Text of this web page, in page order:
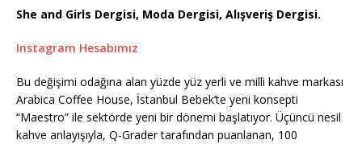
She and Girls Dergisi, Moda Dergisi, Alışveriş Dergisi.
Instagram Hesabımız
Bu değişimi odağına alan yüzde yüz yerli ve milli kahve markası
Arabica Coffee House, İstanbul Bebek’te yeni konsepti
“Maestro” ile sektörde yeni bir dönemi başlatıyor. Üçüncü nesil
kahve anlayışıyla, Q-Grader tarafından puanlanan, 100